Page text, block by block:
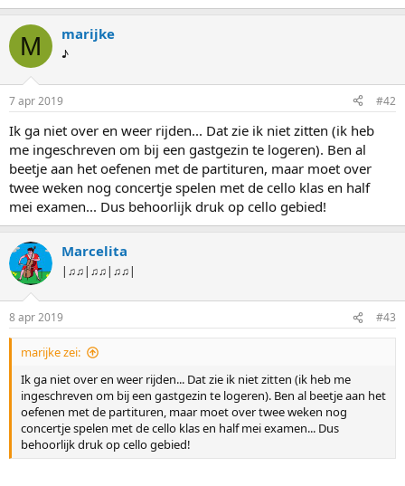
M marijke
♪
7 apr 2019 #42
Ik ga niet over en weer rijden... Dat zie ik niet zitten (ik heb
me ingeschreven om bij een gastgezin te logeren). Ben al
beetje aan het oefenen met de partituren, maar moet over
twee weken nog concertje spelen met de cello klas en half
mei examen... Dus behoorlijk druk op cello gebied!
Marcelita
|♫♫|♫♫|♫♫|
8 apr 2019 #43
marijke zei:
Ik ga niet over en weer rijden... Dat zie ik niet zitten (ik heb me
ingeschreven om bij een gastgezin te logeren). Ben al beetje aan het
oefenen met de partituren, maar moet over twee weken nog
concertje spelen met de cello klas en half mei examen... Dus
behoorlijk druk op cello gebied!